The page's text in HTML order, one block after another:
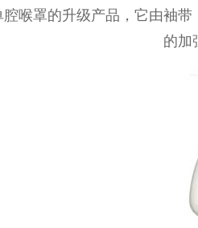
喉罩的升级产品，它由袖
的加